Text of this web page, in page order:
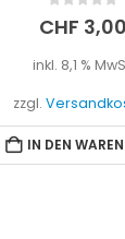
out of 5
CHF29,90
inkl. 8,1 %
zzgl.
IN DEN